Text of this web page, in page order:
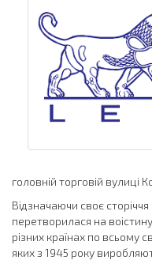
головній торговій вулиці
Відзначаючи своє
перетворилася на
різних країнах по всьому
яких з 1945 року